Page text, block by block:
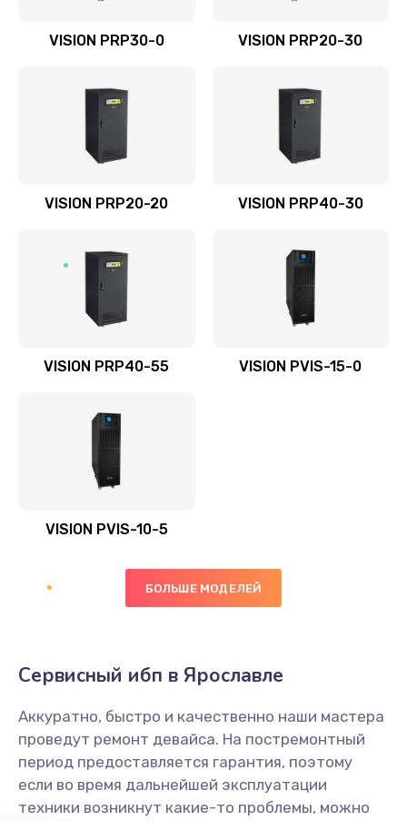
VISION PRP30-0 VISION PRP20-30
VISION PRP20-20 VISION PRP40-30
VISION PRP40-55 VISION PVIS-15-0
VISION PVIS-10-5
БОЛЬШЕ МОДЕЛЕЙ
Сервисный ибп в Ярославле
Аккуратно, быстро и качественно наши мастера
проведут ремонт девайса. На постремонтный
период предоставляется гарантия, поэтому
если во время дальнейшей эксплуатации
техники возникнут какие-то проблемы, можно